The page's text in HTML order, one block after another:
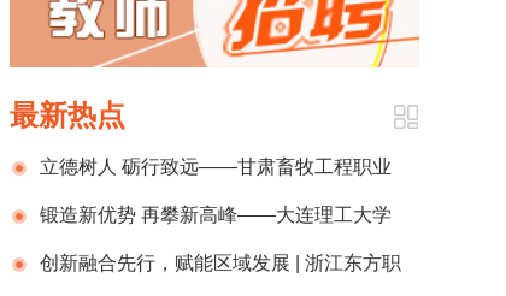
最新热点
立德树人 砺行致远——甘肃畜牧工程职业
技术学院2025年党建工作综述
锻造新优势 再攀新高峰——大连理工大学
2025年重要新闻回顾
创新融合先行，赋能区域发展 | 浙江东方职